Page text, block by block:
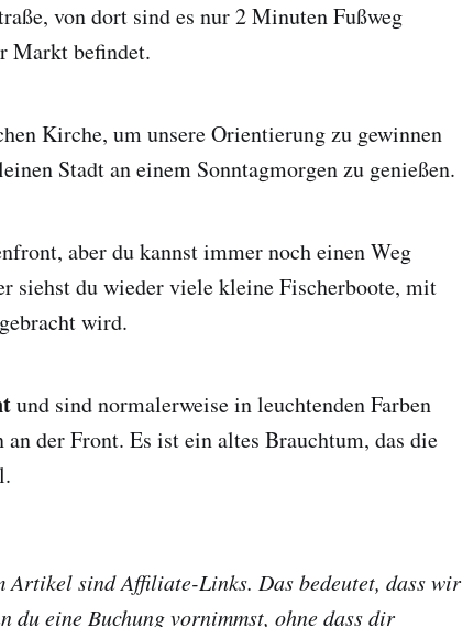
von dort sind es nur 2 Minuten Fußweg
Markt befindet.
Kirche, um unsere Orientierung zu gewinnen
Stadt an einem Sonntagmorgen zu genießen.
aber du kannst immer noch einen Weg
siehst du wieder viele kleine Fischerboote, mit
wird.
und sind normalerweise in leuchtenden Farben
der Front. Es ist ein altes Brauchtum, das die
Artikel sind Affiliate-Links. Das bedeutet, dass wir
du eine Buchung vornimmst, ohne dass dir